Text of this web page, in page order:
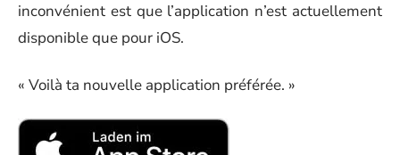
inconvénient est que l’application n’est actuellement
disponible que pour iOS.
« Voilà ta nouvelle application préférée. »